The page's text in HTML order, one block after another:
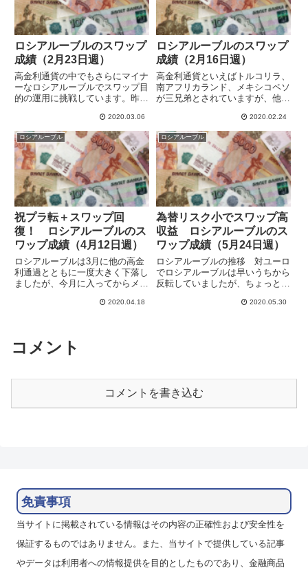
ロシアルーブルのスワップ
成績（2月23日週）
高金利通貨の中でもさらにマイナ
ーなロシアルーブルでスワップ目
的の運用に挑戦しています。昨年
はメキシコペソ/円よりも小さか
ったので、メキシコペソよりも安
定した運用ができるという期待も
あったのですが、やはり大きく
動...
2020.03.06
ロシアルーブルのスワップ
成績（2月16日週）
高金利通貨といえばトルコリラ、
南アフリカランド、メキシコペソ
が三兄弟とされていますが、他の
ブルに挑戦しています。スワップ
はそれなりに稼げますが、高金利
通貨の例に漏れず値動きが激しい
感じがします。よく動くので一
見...
2020.02.24
ロシアルーブル
祝プラ転＋スワップ回
復！ ロシアルーブルのス
ワップ成績（4月12日週）
ロシアルーブルは3月に他の高金
利通過とともに一度大きく下落し
ましたが、今月に入ってからメキ
き離して戻しています。週間で見
です。保有ポジションはAxio...
2020.04.18
ロシアルーブル
為替リスク小でスワップ高
収益 ロシアルーブルのス
ワップ成績（5月24日週）
ロシアルーブルの推移 対ユーロ
でロシアルーブルは早いうちから
反転していましたが、ちょっと息
合いを離れてこのまま大きくユー
2020.05.30
コメント
コメントを書き込む
免責事項
当サイトに掲載されている情報はその内容の正確性および安全性を
保証するものではありません。また、当サイトで提供している記事
やデータは利用者への情報提供を目的としたものであり、金融商品